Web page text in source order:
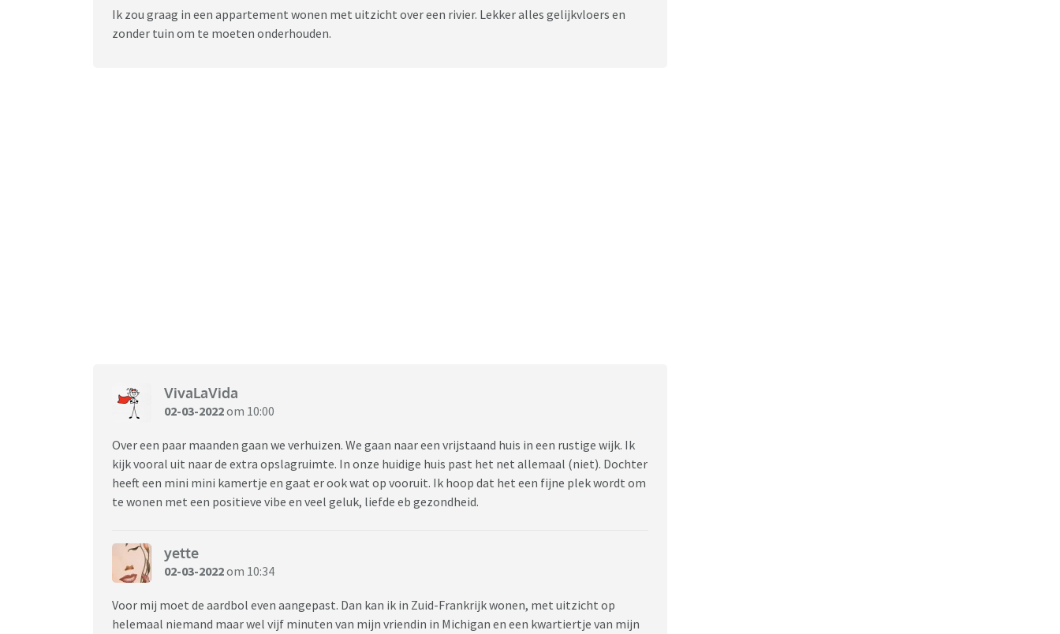
Ik zou graag in een appartement wonen met uitzicht over een rivier. Lekker alles gelijkvloers en
zonder tuin om te moeten onderhouden.
VivaLaVida
02-03-2022om 10:00
Over een paar maanden gaan we verhuizen. We gaan naar een vrijstaand huis in een rustige wijk. Ik
kijk vooral uit naar de extra opslagruimte. In onze huidige huis past het net allemaal (niet). Dochter
heeft een mini mini kamertje en gaat er ook wat op vooruit. Ik hoop dat het een fijne plek wordt om
te wonen met een positieve vibe en veel geluk, liefde eb gezondheid.
yette
02-03-2022om 10:34
Voor mij moet de aardbol even aangepast. Dan kan ik in Zuid-Frankrijk wonen, met uitzicht op
helemaal niemand maar wel vijf minuten van mijn vriendin in Michigan en een kwartiertje van mijn